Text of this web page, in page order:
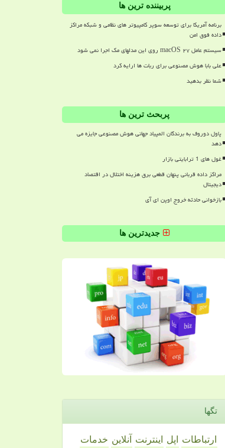
پربیننده ترین ها
برنامه آمریکا برای توسعه سوپر کامپیوتر های نظامی و شبکه مراکز
داده فوق امن
سیستم عامل macOS ۲۷ روی این مدلهای مک اجرا نمی شود
علی بابا هوش مصنوعی برای ربات ها ارایه کرد
شما نظر بدهید
پربحث ترین ها
پاول دوروف به برندگان المپیاد جهانی هوش مصنوعی جایزه می
دهد
غول های 1 ترابایتی بازار
مراکز داده قربانی پنهان قطعی برق هزینه اختلال در اقتصاد
دیجیتال
بازخوانی حادثه خروج اوپن ای آی
جدیدترین ها
تگها
ارتباطات اپل اینترنت آنلاین خدمات